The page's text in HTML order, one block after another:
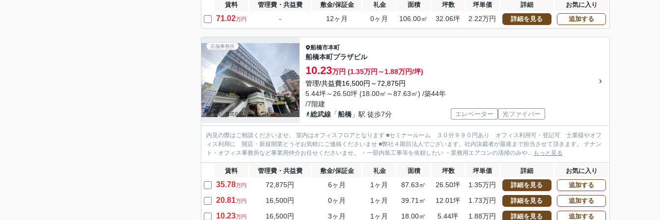
賃料 管理費・共益費 敷金/保証金 礼金 面積 坪数 坪単価 詳細 お気に入り
71.02万円 - 12ヶ月 0ヶ月 106.00㎡ 32.06坪 2.22万円 詳細を見る 追加する
店舗事務所 船橋市本町
船橋本町プラザビル
10.23万円 (1.35万円～1.88万円/坪)
管理/共益費16,500円～72,875円
5.44坪～26.50坪 (18.00㎡～87.63㎡) /築44年
/7階建
総武線 「船橋 」駅 徒歩7分 エレベーター 光ファイバー
内見の際はご相談くださいませ。 室内はオフィスフロアとなります ■セミナールーム ３０分９９０円あり オフィス利用可・登記可 士業様やオフ
ィス利用に 開店・新規開業どうぞお気軽にご連絡くださいませ ■弊社４期目法人でございます。社内決裁者が最後まで担当させて頂きます。 テナン
ト・オフィス事務所など事業用仲介お任せくださいませ。 ・一部内装工事等を依頼したい ・業務用エアコンの清掃のみや... もっと見る
賃料 管理費・共益費 敷金/保証金 礼金 面積 坪数 坪単価 詳細 お気に入り
35.78万円 72,875円 6ヶ月 1ヶ月 87.63㎡ 26.50坪 1.35万円 詳細を見る 追加する
20.81万円 16,500円 0ヶ月 1ヶ月 39.71㎡ 12.01坪 1.73万円 詳細を見る 追加する
10.23万円 16,500円 3ヶ月 1ヶ月 18.00㎡ 5.44坪 1.88万円 詳細を見る 追加する